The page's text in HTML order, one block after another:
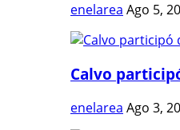
enelarea Ago 5,
Calvo
enelarea Ago 3,